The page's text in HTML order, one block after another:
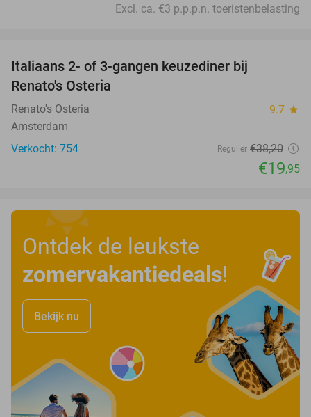
Excl. ca. €3 p.p.p.n. toeristenbelasting
Italiaans 2- of 3-gangen keuzediner bij
Renato's Osteria
Renato's Osteria 9.7 star
Amsterdam
Verkocht: 754
Regulier €38,20
€19,95
Ontdek de leukste
zomervakantiedeals!
Bekijk nu